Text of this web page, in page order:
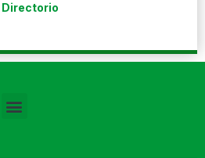
Directorio